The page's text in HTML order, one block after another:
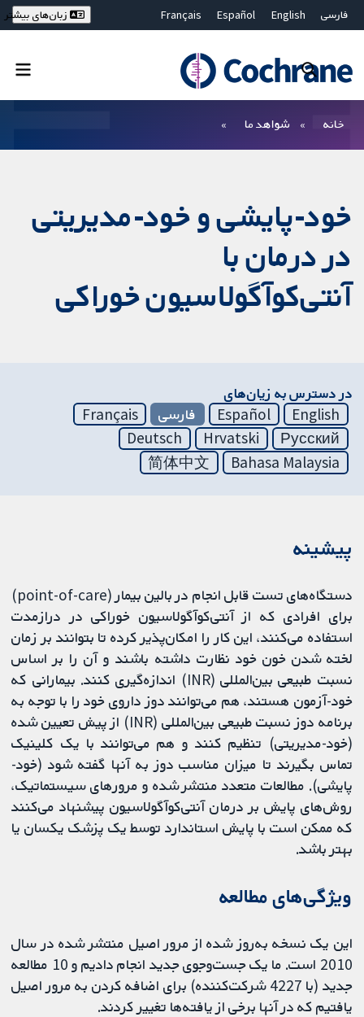
فارسی English
Español
Français
Bahasa Malaysia
ไทย
繁體中文
زبان‌های بیشتر
خانه شواهد ما
خود-پایشی و خود-مدیریتی
در درمان با
آنتی‌کوآگولاسیون خوراکی
در دسترس به زیان‌های
English
Español فارسی
Français
Русский
Hrvatski
Deutsch
Bahasa Malaysia
简体中文
پیشینه
دستگاه‌های تست قابل انجام در بالین بیمار (point-of-care)
برای افرادی که از آنتی‌کوآگولاسیون خوراکی در درازمدت
استفاده می‌کنند، این کار را امکان‌پذیر کرده تا بتوانند بر زمان
لخته شدن خون خود نظارت داشته باشند و آن را بر اساس
نسبت طبیعی بین‌المللی (INR) اندازه‌گیری کنند. بیمارانی که
خود-آزمون هستند، هم می‌توانند دوز داروی خود را با توجه به
برنامه دوز نسبت طبیعی بین‌المللی (INR) از پیش تعیین شده
(خود-مدیریتی) تنظیم کنند و هم می‌توانند با یک کلینیک
تماس بگیرند تا میزان مناسب دوز به آنها گفته شود (خود-
پایشی). مطالعات متعدد منتشر شده و مرورهای سیستماتیک،
روش‌های پایش بر درمان آنتی‌کوآگولاسیون پیشنهاد می‌کنند
که ممکن است با پایش استاندارد توسط یک پزشک یکسان یا
بهتر باشد.
ویژگی‌های مطالعه
این یک نسخه به‌روز شده از مرور اصیل منتشر شده در سال
2010 است. ما یک جست‌وجوی جدید انجام دادیم و 10 مطالعه
جدید (با 4227 شرکت‌کننده) برای اضافه کردن به مرور اصیل
یافتیم که در آنها برخی از یافته‌ها تغییر کردند.